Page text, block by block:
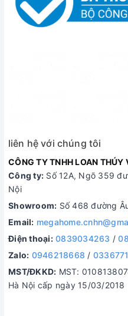
liên hệ với chúng tôi
CÔNG TY TNHH LOAN THÚY
Công ty: Số 12A, Ngõ 359
Nội
Showroom: Số 468 đường
Email:
Điện thoại: 0839034263 /
Zalo: 0946218668 /
MST/ĐKKD: MST:
Hà Nội cấp ngày 15/03/2018